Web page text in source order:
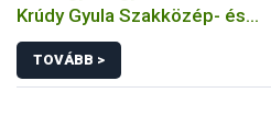
Krúdy Gyula Szakközép- és
Szakiskola
TOVÁBB >